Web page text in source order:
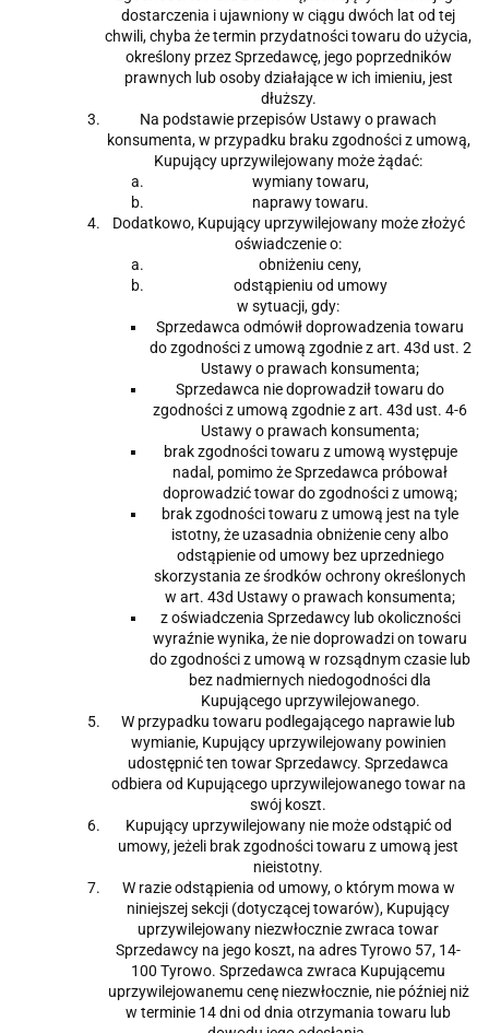
dostarczenia i ujawniony w ciągu dwóch lat od tej
chwili, chyba że termin przydatności towaru do użycia,
określony przez Sprzedawcę, jego poprzedników
prawnych lub osoby działające w ich imieniu, jest
dłuższy.
Na podstawie przepisów Ustawy o prawach
konsumenta, w przypadku braku zgodności z umową,
Kupujący uprzywilejowany może żądać:
wymiany towaru,
naprawy towaru.
Dodatkowo, Kupujący uprzywilejowany może złożyć
oświadczenie o:
obniżeniu ceny,
odstąpieniu od umowy
w sytuacji, gdy:
Sprzedawca odmówił doprowadzenia towaru
do zgodności z umową zgodnie z art. 43d ust. 2
Ustawy o prawach konsumenta;
Sprzedawca nie doprowadził towaru do
zgodności z umową zgodnie z art. 43d ust. 4-6
Ustawy o prawach konsumenta;
brak zgodności towaru z umową występuje
nadal, pomimo że Sprzedawca próbował
doprowadzić towar do zgodności z umową;
brak zgodności towaru z umową jest na tyle
istotny, że uzasadnia obniżenie ceny albo
odstąpienie od umowy bez uprzedniego
skorzystania ze środków ochrony określonych
w art. 43d Ustawy o prawach konsumenta;
z oświadczenia Sprzedawcy lub okoliczności
wyraźnie wynika, że nie doprowadzi on towaru
do zgodności z umową w rozsądnym czasie lub
bez nadmiernych niedogodności dla
Kupującego uprzywilejowanego.
W przypadku towaru podlegającego naprawie lub
wymianie, Kupujący uprzywilejowany powinien
udostępnić ten towar Sprzedawcy. Sprzedawca
odbiera od Kupującego uprzywilejowanego towar na
swój koszt.
Kupujący uprzywilejowany nie może odstąpić od
umowy, jeżeli brak zgodności towaru z umową jest
nieistotny.
W razie odstąpienia od umowy, o którym mowa w
niniejszej sekcji (dotyczącej towarów), Kupujący
uprzywilejowany niezwłocznie zwraca towar
Sprzedawcy na jego koszt, na adres Tyrowo 57, 14-
100 Tyrowo. Sprzedawca zwraca Kupującemu
uprzywilejowanemu cenę niezwłocznie, nie później niż
w terminie 14 dni od dnia otrzymania towaru lub